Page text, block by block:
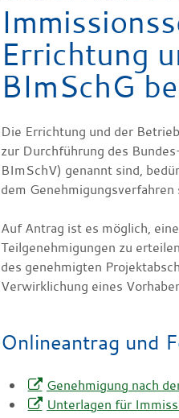
Errichtung
BImSchG
Die Errichtung und der
zur Durchführung des
BImSchV) genannt sind,
dem
Auf Antrag ist es möglich,
Teilgenehmigungen zu
des genehmigten
Verwirklichung eines
Onlineantrag und
Genehmigung nach
Unterlagen für